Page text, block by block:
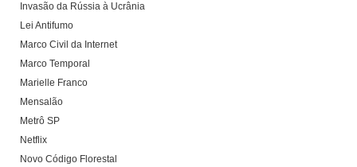
Invasão da Rússia à Ucrânia
Lei Antifumo
Marco Civil da Internet
Marco Temporal
Marielle Franco
Mensalão
Metrô SP
Netflix
Novo Código Florestal